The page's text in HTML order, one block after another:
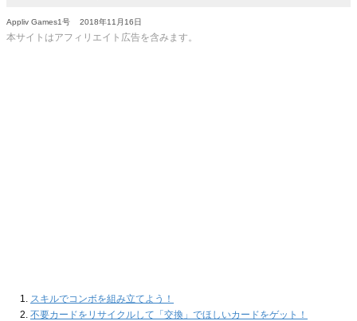
Appliv Games1号 2018年11月16日
本サイトはアフィリエイト広告を含みます。
スキルでコンボを組み立てよう！
不要カードをリサイクルして「交換」でほしいカードをゲット！